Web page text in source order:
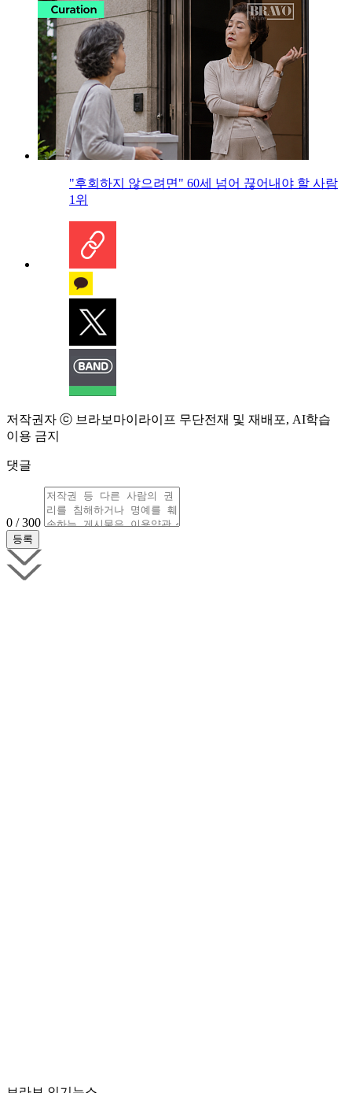
"후회하지 않으려면" 60세 넘어 끊어내야 할 사람
1위
저작권자 ⓒ 브라보마이라이프 무단전재 및 재배포, AI학습
이용 금지
댓글
0 / 300